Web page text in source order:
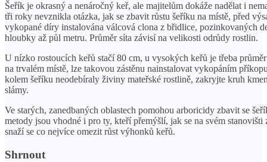
Šeřík je okrasný a nenáročný keř, ale majitelům dokáže nadělat i
tři roky nevznikla otázka, jak se zbavit růstu šeříku na místě, před
vykopané díry instalována válcová clona z břidlice, pozinkovaných
hloubky až půl metru. Průměr síta závisí na velikosti odrůdy rostlin.
U nízko rostoucích keřů stačí 80 cm, u vysokých keřů je třeba
na trvalém místě, lze takovou zástěnu nainstalovat vykopáním
kolem šeříku neodebíraly živiny mateřské rostlině, zakryjte kruh
slámy.
Ve starých, zanedbaných oblastech pomohou arboricidy zbavit se
metody jsou vhodné i pro ty, kteří přemýšlí, jak se na svém stanovišti
snaží se co nejvíce omezit růst výhonků keřů.
Shrnout